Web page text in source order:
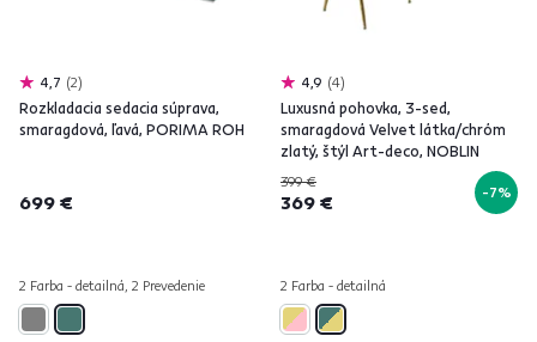
4,7 2
Rozkladacia sedacia súprava,
smaragdová, ľavá, PORIMA ROH
699 €
2 Farba - detailná, 2 Prevedenie
4,9 4
Luxusná pohovka, 3-sed,
smaragdová Velvet látka/chróm
zlatý, štýl Art-deco, NOBLIN
399 €
369 € -7%
2 Farba - detailná